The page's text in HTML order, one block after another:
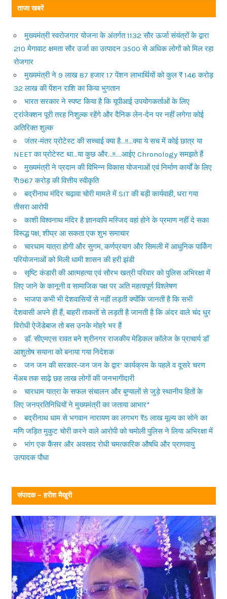
ताजा खबरें
मुख्यमंत्री स्वरोजगार योजना के अंतर्गत 1132 सौर ऊर्जा संयंत्रों के द्वारा
210 मेगावाट क्षमता सौर उर्जा का उत्पादन 3500 से अधिक लोगों को मिल रहा
रोजगार
मुख्यमंत्री ने 9 लाख 87 हजार 17 पेंशन लाभार्थियों को कुल ₹ 146 करोड़
32 लाख की पेंशन राशि का किया भुगतान
भारत सरकार ने स्पष्ट किया है कि यूपीआई उपयोगकर्ताओं के लिए
ट्रांजेक्शन पूरी तरह निशुल्क रहेंगे और दैनिक लेन-देन पर नहीं लगेगा कोई
अतिरिक्त शुल्क
जंतर-मंतर प्रोटेस्ट की सच्चाई क्या है…!!…क्या ये सच में कोई छात्र या
NEET का प्रोटेस्ट था…या कुछ और…!!….आईए Chronology समझते हैं
मुख्यमंत्री ने प्रदान की विभिन्न विकास योजनाओं एवं निर्माण कार्यों के लिए
₹1967 करोड़ की वित्तीय स्वीकृति
बद्रीनाथ मंदिर चढ़ावा चोरी मामले में SIT की बड़ी कार्यवाही, धरा गया
तीसरा आरोपी
काशी विश्वनाथ मंदिर है ज्ञानवापि मस्जिद वहां होने के प्रमाण नहीं दे सका
विरूद्ध पक्ष, शीघ्र आ सकता एक शुभ समाचार
चारधाम यात्रा होगी और सुगम, कर्णप्रयाग और सिमली में आधुनिक पार्किंग
परियोजनाओं को मिली धामी शासन की हरी झंडी
सृष्टि कंडारी की आत्महत्या एवं सौरभ खत्री परिवार को पुलिस अभिरक्षा में
लिए जाने के कानूनी व सामाजिक पक्ष पर अति महत्वपूर्ण विश्लेषण
भाजपा कभी भी देशवासियों से नहीं लड़ती क्योंकि जानती है कि सभी
देशवासी अपने ही हैं, बाहरी ताकतों से लड़ती है जानती है कि अंदर वाले चंद धुर
विरोधी ऐजेंडेबाज तो बस उनके मोहरे भर हैं
डॉ. सीएमएस रावत बने श्रीनगर राजकीय मेडिकल कॉलेज के प्राचार्य डॉ
आशुतोष सयाना को बनाया गया निदेशक
जन जन की सरकार-जन जन के द्वार’ कार्यक्रम के पहले व दूसरे चरण
मेंअब तक साढ़े छह लाख लोगों की जनभागीदारी
चारधाम यात्रा के सफल संचालन और बुग्यालों से जुड़े स्थानीय हितों के
लिए जनप्रतिनिधियों ने मुख्यमंत्री का जताया आभार*
बद्रीनाथ धाम से भगवान नारायण का लगभग ₹5 लाख मूल्य का सोने का
मणि जड़ित मुकुट चोरी करने वाले आरोपी को चमोली पुलिस ने लिया अभिरक्षा में
भांग एक कैंसर और अवसाद रोधी चमत्कारिक औषधि और प्राणवायु
उत्पादक पौधा
संपादक – हरीश मैखुरी